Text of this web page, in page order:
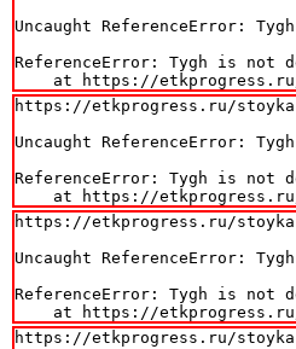
Uncaught ReferenceError:
ReferenceError: Tygh is not
at https://
https://etkprogress.ru/stoyka-
Uncaught ReferenceError:
ReferenceError: Tygh is not
at https://
https://etkprogress.ru/stoyka-
Uncaught ReferenceError:
ReferenceError: Tygh is not
at https://
https://etkprogress.ru/